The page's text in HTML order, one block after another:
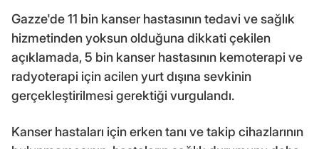
Gazze'de 11 bin kanser hastasının tedavi ve sağlık
hizmetinden yoksun olduğuna dikkati çekilen
açıklamada, 5 bin kanser hastasının kemoterapi ve
radyoterapi için acilen yurt dışına sevkinin
gerçekleştirilmesi gerektiği vurgulandı.
Kanser hastaları için erken tanı ve takip cihazlarının